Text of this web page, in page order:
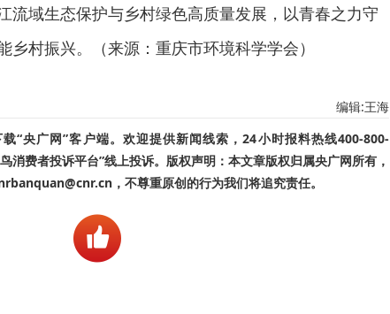
流域生态保护与乡村绿色高质量发展，以青春之力守
村振兴。（来源：重庆市环境科学学会）
编辑:王海
“央广网”客户端。欢迎提供新闻线索，24小时报料热线400-800-
消费者投诉平台”线上投诉。版权声明：本文章版权归属央广网所有，
，不尊重原创的行为我们将追究责任。